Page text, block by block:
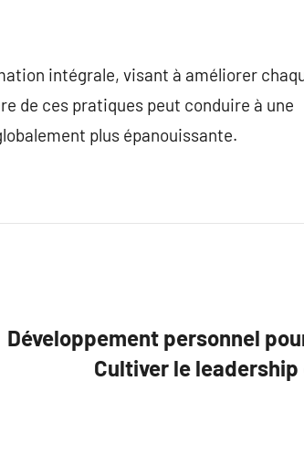
intégrale, visant à améliorer
de ces pratiques peut conduire à une
plus épanouissante.
Développement personnel
Cultiver le leadership